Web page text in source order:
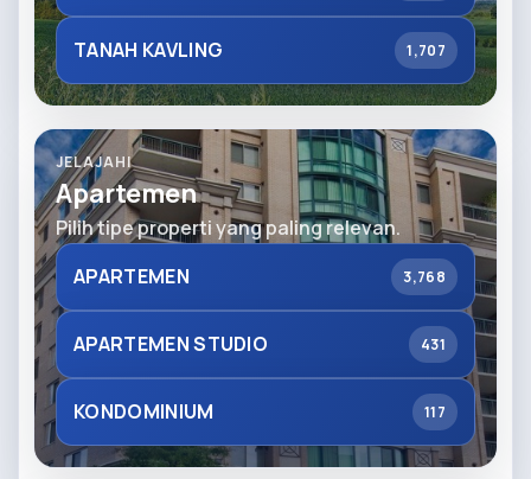
TANAH KAVLING 1,707
JELAJAHI
Apartemen
Pilih tipe properti yang paling relevan.
APARTEMEN
3,768
APARTEMEN STUDIO 431
KONDOMINIUM 117